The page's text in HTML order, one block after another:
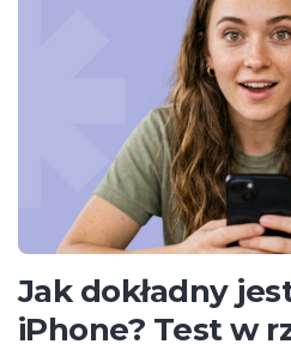
Jak dokładny
iPhone? Test w